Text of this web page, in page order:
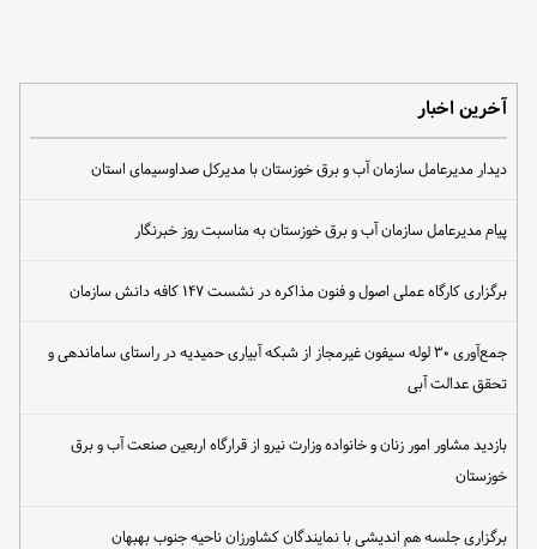
آخرین اخبار
دیدار مدیرعامل سازمان آب و برق خوزستان با مدیرکل صداوسیمای استان
پیام مدیرعامل سازمان آب و برق خوزستان به مناسبت روز خبرنگار
برگزاری کارگاه عملی اصول و فنون مذاکره در نشست ۱۴۷ کافه دانش سازمان
جمع‌آوری ۳۰ لوله سیفون غیرمجاز از شبکه آبیاری حمیدیه در راستای ساماندهی و
تحقق عدالت آبی
بازدید مشاور امور زنان و خانواده وزارت نیرو از قرارگاه اربعین صنعت آب و برق
خوزستان
برگزاری جلسه هم اندیشی با نمایندگان کشاورزان ناحیه جنوب بهبهان